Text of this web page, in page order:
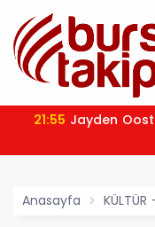
21:55 Jayden
Anasayfa KÜLTÜR